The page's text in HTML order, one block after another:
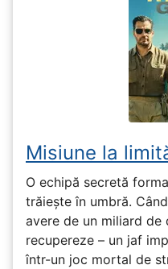
Misiune la
O echipă secretă
trăiește în umbră.
avere de un miliard de
recupereze – un jaf
într-un joc mortal de